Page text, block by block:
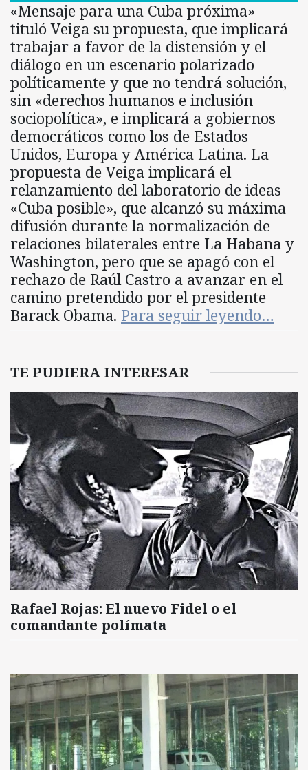
«Mensaje para una Cuba próxima»
tituló Veiga su propuesta, que implicará
trabajar a favor de la distensión y el
diálogo en un escenario polarizado
políticamente y que no tendrá solución,
sin «derechos humanos e inclusión
sociopolítica», e implicará a gobiernos
democráticos como los de Estados
Unidos, Europa y América Latina. La
propuesta de Veiga implicará el
relanzamiento del laboratorio de ideas
«Cuba posible», que alcanzó su máxima
difusión durante la normalización de
relaciones bilaterales entre La Habana y
Washington, pero que se apagó con el
rechazo de Raúl Castro a avanzar en el
camino pretendido por el presidente
Barack Obama. Para seguir leyendo…
TE PUDIERA INTERESAR
Rafael Rojas: El nuevo Fidel o el
comandante polímata